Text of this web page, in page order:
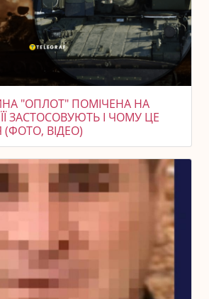
"ОПЛОТ" ПОМІЧЕНА НА
ЗАСТОСОВУЮТЬ І ЧОМУ ЦЕ
ВІДЕО)